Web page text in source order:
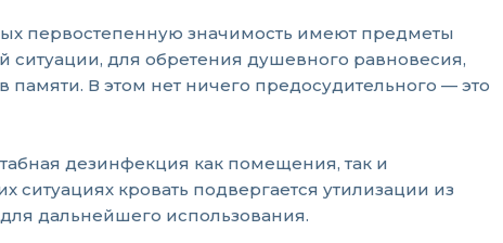
первостепенную значимость имеют предметы
ситуации, для обретения душевного равновесия,
В этом нет ничего предосудительного — это
дезинфекция как помещения, так и
ситуациях кровать подвергается утилизации из
дальнейшего использования.